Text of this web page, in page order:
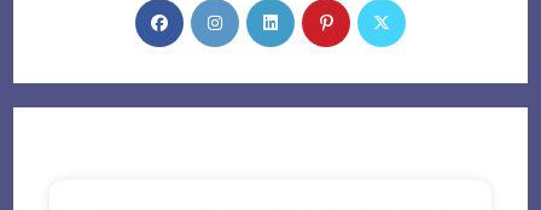
Opens
in
Opens
in
Opens
in
Opens
in
Opens